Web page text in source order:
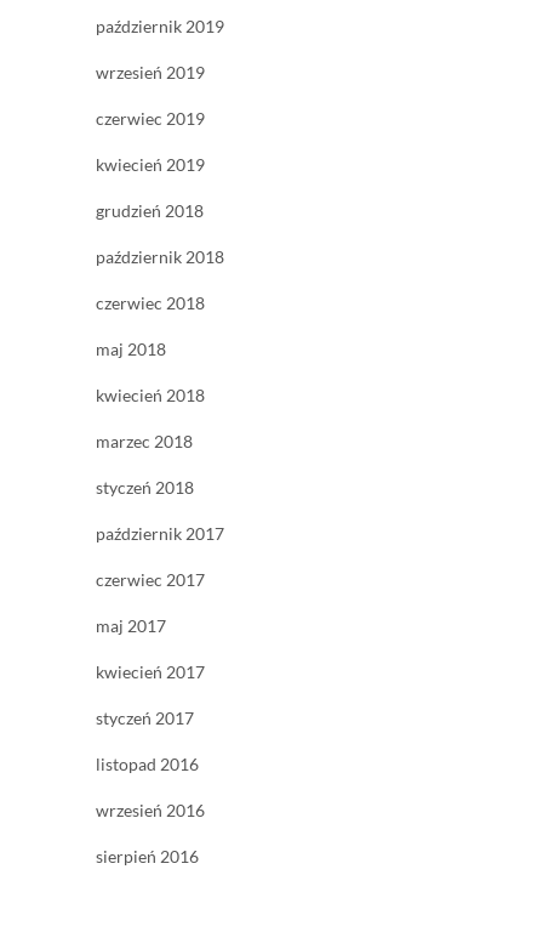
październik 2019
wrzesień 2019
czerwiec 2019
kwiecień 2019
grudzień 2018
październik 2018
czerwiec 2018
maj 2018
kwiecień 2018
marzec 2018
styczeń 2018
październik 2017
czerwiec 2017
maj 2017
kwiecień 2017
styczeń 2017
listopad 2016
wrzesień 2016
sierpień 2016